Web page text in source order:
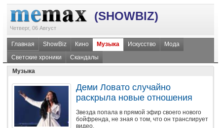
(SHOWBIZ)
Четверг, 06 Август
Главная ShowBiz Кино Музыка Искусство
Мода
Светские хроники
Скандалы
Музыка
Деми Ловато случайно
раскрыла новые отношения
Звезда попала в прямой эфир своего нового
бойфренда, не зная о том, что он транслирует
видео.